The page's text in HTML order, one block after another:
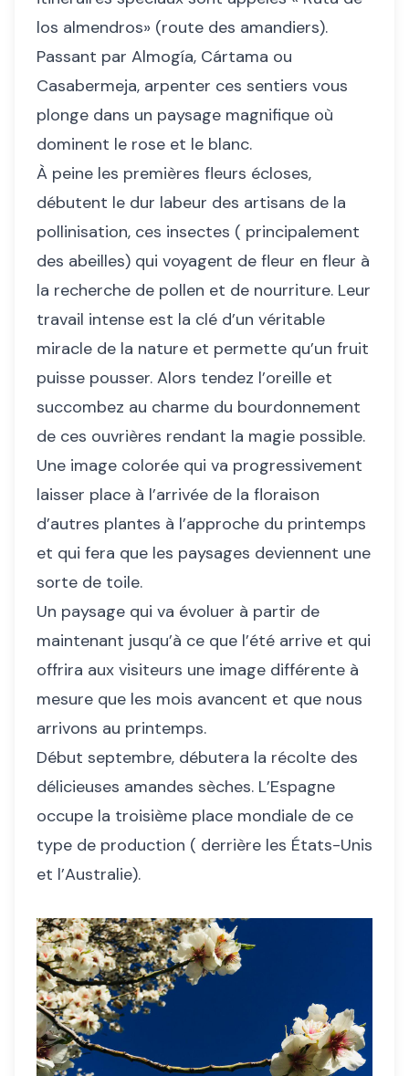
los almendros» (route des amandiers).
Passant par Almogía, Cártama ou
Casabermeja, arpenter ces sentiers vous
plonge dans un paysage magnifique où
dominent le rose et le blanc.
À peine les premières fleurs écloses,
débutent le dur labeur des artisans de la
pollinisation, ces insectes ( principalement
des abeilles) qui voyagent de fleur en fleur à
la recherche de pollen et de nourriture. Leur
travail intense est la clé d’un véritable
miracle de la nature et permette qu’un fruit
puisse pousser. Alors tendez l’oreille et
succombez au charme du bourdonnement
de ces ouvrières rendant la magie possible.
Une image colorée qui va progressivement
laisser place à l’arrivée de la floraison
d’autres plantes à l’approche du printemps
et qui fera que les paysages deviennent une
sorte de toile.
Un paysage qui va évoluer à partir de
maintenant jusqu’à ce que l’été arrive et qui
offrira aux visiteurs une image différente à
mesure que les mois avancent et que nous
arrivons au printemps.
Début septembre, débutera la récolte des
délicieuses amandes sèches. L’Espagne
occupe la troisième place mondiale de ce
type de production ( derrière les États-Unis
et l’Australie).